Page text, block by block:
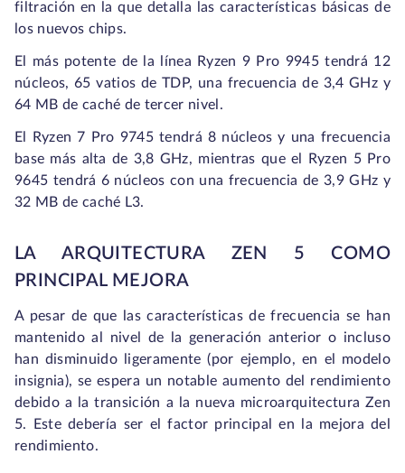
filtración en la que detalla las características básicas de
los nuevos chips.
El más potente de la línea Ryzen 9 Pro 9945 tendrá 12
núcleos, 65 vatios de TDP, una frecuencia de 3,4 GHz y
64 MB de caché de tercer nivel.
El Ryzen 7 Pro 9745 tendrá 8 núcleos y una frecuencia
base más alta de 3,8 GHz, mientras que el Ryzen 5 Pro
9645 tendrá 6 núcleos con una frecuencia de 3,9 GHz y
32 MB de caché L3.
LA ARQUITECTURA ZEN 5 COMO
PRINCIPAL MEJORA
A pesar de que las características de frecuencia se han
mantenido al nivel de la generación anterior o incluso
han disminuido ligeramente (por ejemplo, en el modelo
insignia), se espera un notable aumento del rendimiento
debido a la transición a la nueva microarquitectura Zen
5. Este debería ser el factor principal en la mejora del
rendimiento.